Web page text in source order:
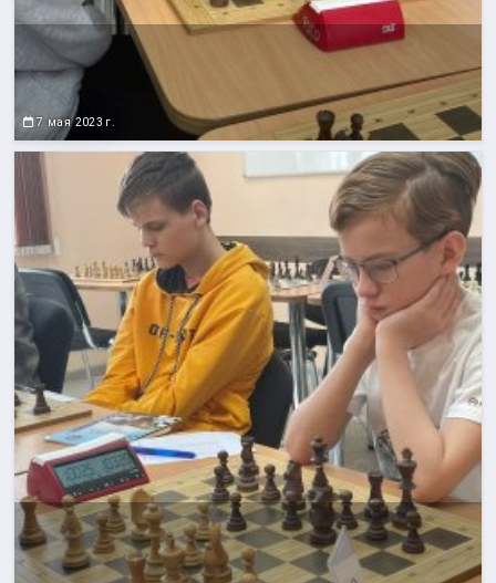
7 мая 2023 г.